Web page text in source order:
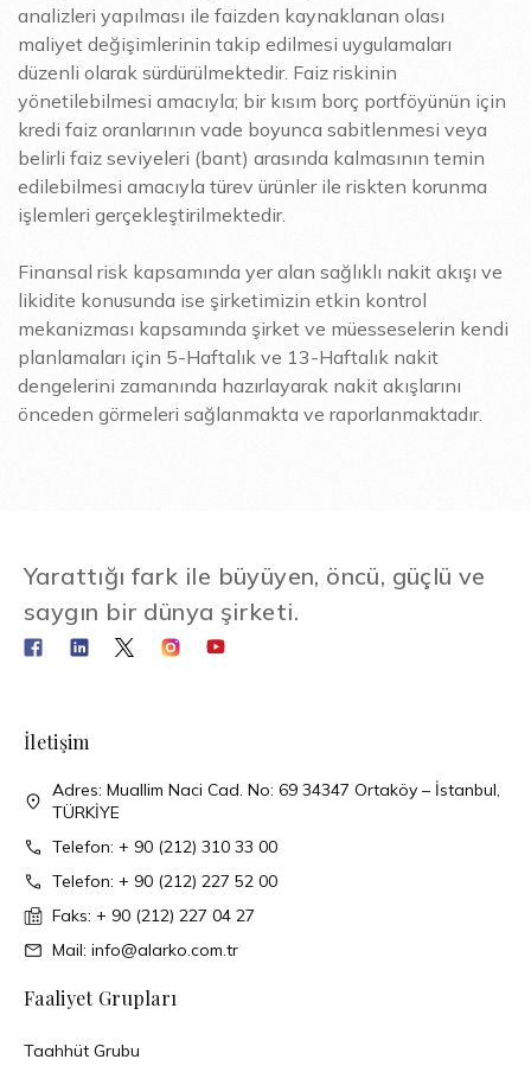
analizleri yapılması ile faizden kaynaklanan olası
maliyet değişimlerinin takip edilmesi uygulamaları
düzenli olarak sürdürülmektedir. Faiz riskinin
yönetilebilmesi amacıyla; bir kısım borç portföyünün için
kredi faiz oranlarının vade boyunca sabitlenmesi veya
belirli faiz seviyeleri (bant) arasında kalmasının temin
edilebilmesi amacıyla türev ürünler ile riskten korunma
işlemleri gerçekleştirilmektedir.
Finansal risk kapsamında yer alan sağlıklı nakit akışı ve
likidite konusunda ise şirketimizin etkin kontrol
mekanizması kapsamında şirket ve müesseselerin kendi
planlamaları için 5-Haftalık ve 13-Haftalık nakit
dengelerini zamanında hazırlayarak nakit akışlarını
önceden görmeleri sağlanmakta ve raporlanmaktadır.
Yarattığı fark ile büyüyen, öncü, güçlü ve
saygın bir dünya şirketi.
İletişim
Adres: Muallim Naci Cad. No: 69 34347 Ortaköy – İstanbul,
TÜRKİYE
Telefon: + 90 (212) 310 33 00
Telefon: + 90 (212) 227 52 00
Faks: + 90 (212) 227 04 27
Mail: info@alarko.com.tr
Faaliyet Grupları
Taahhüt Grubu